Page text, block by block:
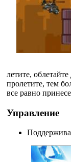
летите,
пролетите, тем
все равно
Управление